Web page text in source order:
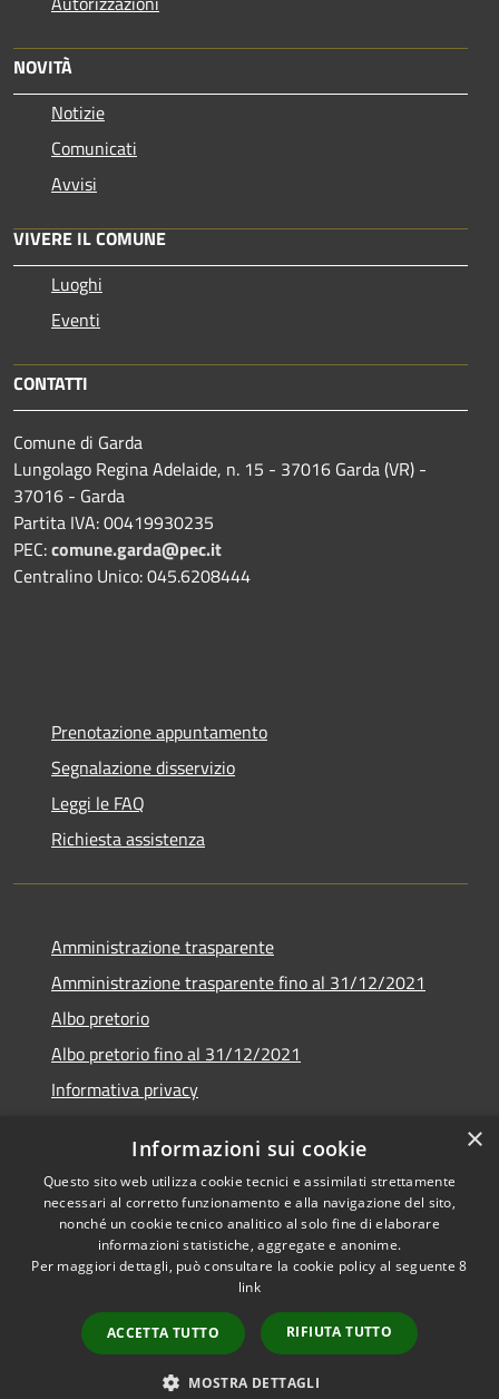
NOVITÀ
Notizie
Comunicati
Avvisi
VIVERE IL COMUNE
Luoghi
Eventi
CONTATTI
Comune di Garda
Lungolago Regina Adelaide, n. 15 - 37016 Garda (VR) -
37016 - Garda
Partita IVA: 00419930235
PEC:comune.garda@pec.it
Centralino Unico: 045.6208444
Prenotazione appuntamento
Segnalazione disservizio
Leggi le FAQ
Richiesta assistenza
Amministrazione trasparente
Amministrazione trasparente fino al 31/12/2021
Albo pretorio
Albo pretorio fino al 31/12/2021
Informativa privacy
Dichiarazione di accessibilità
RSS
Copyright © 2026 • Comune di
Municipium•
Accesso
redazione
×
Informazioni sui cookie
Questo sito web utilizza cookie tecnici e assimilati strettamente
necessari al corretto funzionamento e alla navigazione del sito,
nonché un cookie tecnico analitico al solo fine di elaborare
informazioni statistiche, aggregate e anonime.
Per maggiori dettagli, può consultare la cookie policy al seguente8
link
ACCETTA TUTTO RIFIUTA TUTTO
MOSTRA DETTAGLI